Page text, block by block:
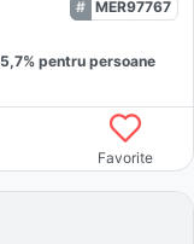
MER97767
5,7% pentru persoane
Favorite